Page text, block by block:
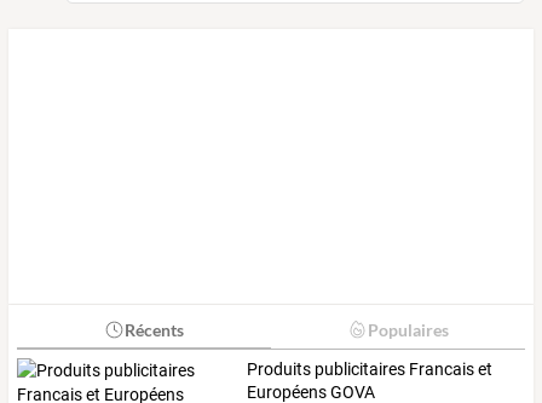
Récents Populaires
Produits publicitaires Francais et
Européens GOVA